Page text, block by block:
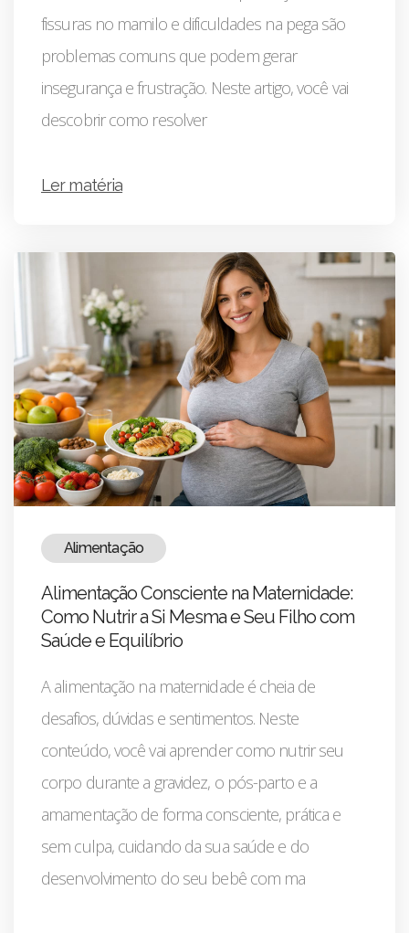
fissuras no mamilo e dificuldades na pega são
problemas comuns que podem gerar
insegurança e frustração. Neste artigo, você vai
descobrir como resolver
Ler matéria
Alimentação
Alimentação Consciente na Maternidade:
Como Nutrir a Si Mesma e Seu Filho com
Saúde e Equilíbrio
A alimentação na maternidade é cheia de
desafios, dúvidas e sentimentos. Neste
conteúdo, você vai aprender como nutrir seu
corpo durante a gravidez, o pós-parto e a
amamentação de forma consciente, prática e
sem culpa, cuidando da sua saúde e do
desenvolvimento do seu bebê com ma